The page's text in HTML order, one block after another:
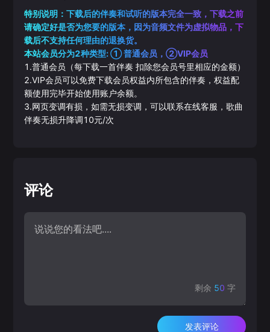
特别说明：下载后的伴奏和试听的版本完全一致，下载之前
请确定好是否为您要的版本，因为音频文件为虚拟物品，下
载后不支持任何理由的退换货。
本站会员分为2种类型: ① 普通会员，②VIP会员
1.普通会员（每下载一首伴奏 扣除您会员号里相应的金额）
2.VIP会员可以免费下载会员权益内所包含的伴奏，权益配
额使用完毕开始使用账户余额。
3.网页变调有损，如需无损变调，可以联系在线客服，歌曲
伴奏无损升降调10元/次
评论
剩余 50 字
发表评论